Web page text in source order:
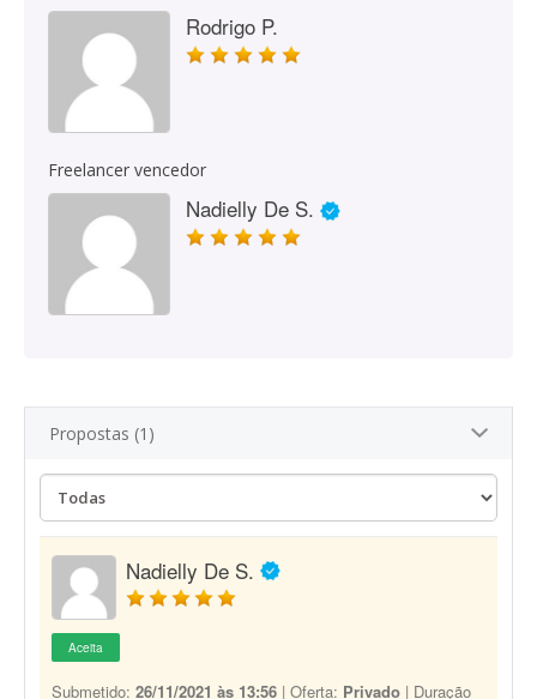
Rodrigo P.
Freelancer vencedor
Nadielly De S.
Propostas (1)
Nadielly De S.
Aceita
Submetido: 26/11/2021 às 13:56 | Oferta: Privado | Duração